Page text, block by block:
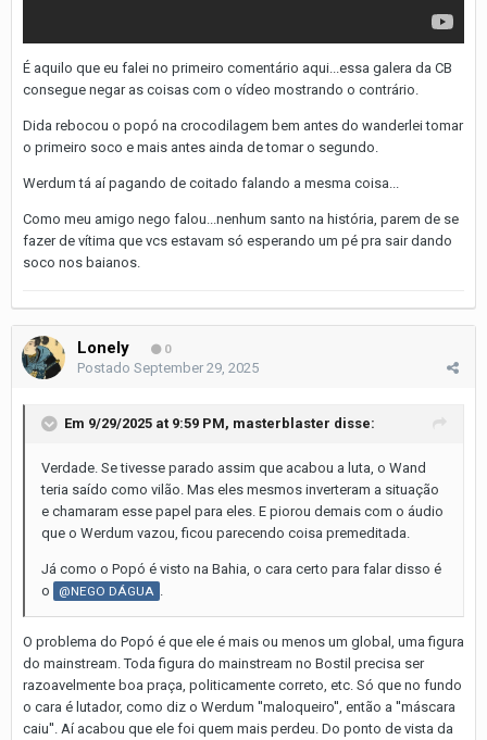
É aquilo que eu falei no primeiro comentário aqui...essa galera da CB
consegue negar as coisas com o vídeo mostrando o contrário.
Dida rebocou o popó na crocodilagem bem antes do wanderlei tomar
o primeiro soco e mais antes ainda de tomar o segundo.
Werdum tá aí pagando de coitado falando a mesma coisa...
Como meu amigo nego falou...nenhum santo na história, parem de se
fazer de vítima que vcs estavam só esperando um pé pra sair dando
soco nos baianos.
Lonely 0
Postado September 29, 2025
Em 9/29/2025 at 9:59 PM, masterblaster disse:
Verdade. Se tivesse parado assim que acabou a luta, o Wand
teria saído como vilão. Mas eles mesmos inverteram a situação
e chamaram esse papel para eles. E piorou demais com o áudio
que o Werdum vazou, ficou parecendo coisa premeditada.
Já como o Popó é visto na Bahia, o cara certo para falar disso é
o
@NEGO DÁGUA
O problema do Popó é que ele é mais ou menos um global, uma figura
do mainstream. Toda figura do mainstream no Bostil precisa ser
razoavelmente boa praça, politicamente correto, etc. Só que no fundo
o cara é lutador, como diz o Werdum ''maloqueiro'', então a ''máscara
caiu''. Aí acabou que ele foi quem mais perdeu. Do ponto de vista da